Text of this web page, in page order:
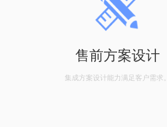
售前方案设计
集成方案设计能力满足客户需求。